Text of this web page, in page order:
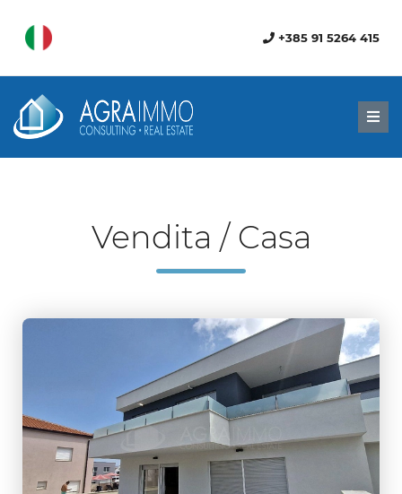
+385 91 5264 415
Vendita / Casa